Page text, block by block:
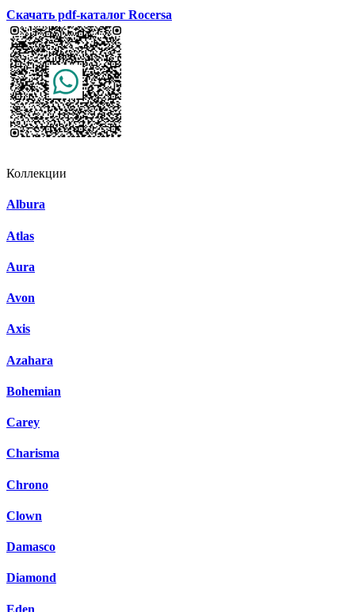
Скачать pdf-каталог Rocersa
Коллекции
Albura
Atlas
Aura
Avon
Axis
Azahara
Bohemian
Carey
Charisma
Chrono
Clown
Damasco
Diamond
Eden